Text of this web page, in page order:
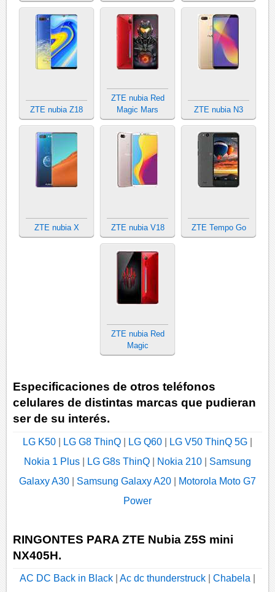
ZTE nubia Z18
ZTE nubia Red
Magic Mars
ZTE nubia N3
ZTE nubia X ZTE nubia V18 ZTE Tempo Go
ZTE nubia Red
Magic
Especificaciones de otros teléfonos
celulares de distintas marcas que pudieran
ser de su interés.
LG K50 LG G8 ThinQ LG Q60 LG V50 ThinQ 5G
Nokia 1 Plus
LG G8s ThinQ Nokia 210
Samsung
Galaxy A30
Samsung Galaxy A20
Motorola Moto G7
Power
RINGONTES PARA ZTE Nubia Z5S mini
NX405H.
AC DC Back in Black Ac dc thunderstruck Chabela